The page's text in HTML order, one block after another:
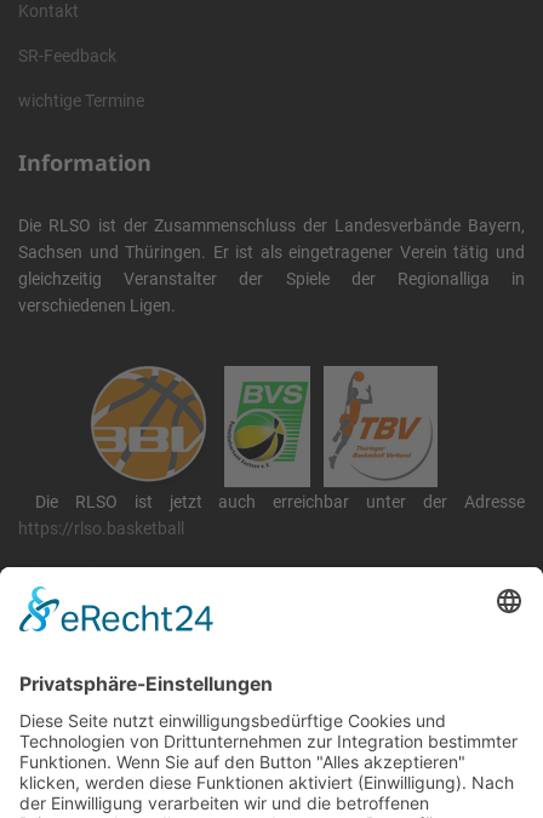
Kontakt
SR-Feedback
wichtige Termine
Information
Die RLSO ist der Zusammenschluss der Landesverbände Bayern,
Sachsen und Thüringen. Er ist als eingetragener Verein tätig und
gleichzeitig Veranstalter der Spiele der Regionalliga in
verschiedenen Ligen.
Die RLSO ist jetzt auch erreichbar unter der Adresse
https://rlso.basketball
RLSO Minikalender